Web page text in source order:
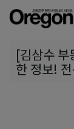
[김삼수 부
한 정보!